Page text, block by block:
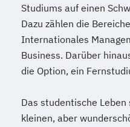
Studiums auf einen
Dazu zählen die
Internationales
Business. Darüber
die Option, ein
Das studentische
kleinen, aber